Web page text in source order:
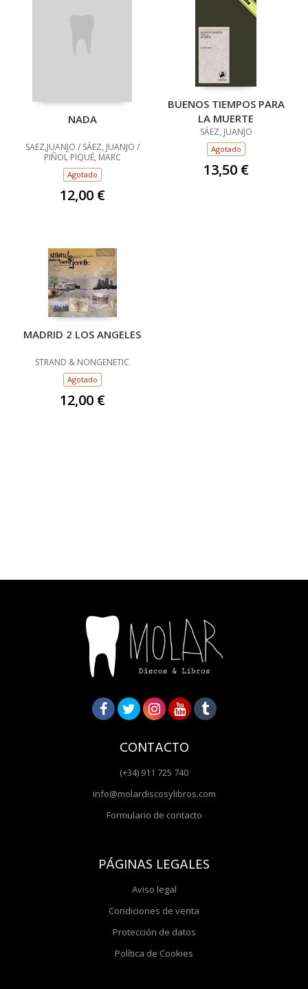
NADA
SAEZ,JUANJO / SÁEZ, JUANJO /
PIÑOL PIQUÉ, MARC
Agotado
12,00 €
BUENOS TIEMPOS PARA
LA MUERTE
SÁEZ, JUANJO
Agotado
13,50 €
MADRID 2 LOS ANGELES
STRAND & NONGENETIC
Agotado
12,00 €
CONTACTO
(+34) 911 725 740
info@molardiscosylibros.com
Formulario de contacto
PÁGINAS LEGALES
Aviso legal
Condiciones de venta
Protección de datos
Política de Cookies